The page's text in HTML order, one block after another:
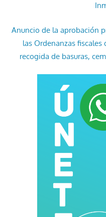
Anuncio de la aprobación
las Ordenanzas fiscales
recogida de basuras,